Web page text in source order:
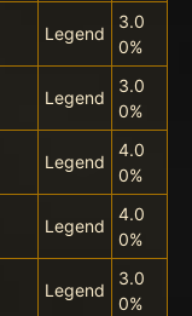
Legend
3.0
0%
Legend
3.0
0%
Legend
4.0
0%
Legend
4.0
0%
Legend
3.0
0%